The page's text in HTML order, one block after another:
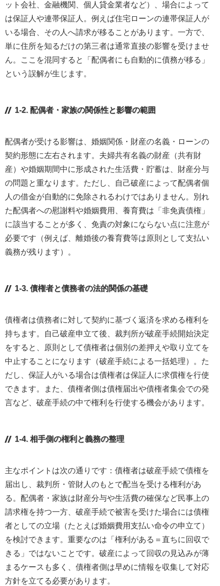
ット会社、金融機関、個人貸金業者など）、場合によって
は保証人や連帯保証人。例えば住宅ローンの連帯保証人が
いる場合、その人へ請求が移ることがあります。一方で、
単に住所を知るだけの第三者は通常直接の影響を受けませ
ん。ここを混同すると「配偶者にも自動的に債務が移る」
という誤解が生じます。
1-2. 配偶者・家族の関係性と影響の範囲
配偶者が受ける影響は、婚姻関係・財産の名義・ローンの
契約形態に左右されます。夫婦共有名義の財産（共有財
産）や婚姻期間中に形成された生活費・貯蓄は、財産分与
の問題と重なります。ただし、自己破産によって配偶者個
人の借金が自動的に免除されるわけではありません。別れ
た配偶者への慰謝料や婚姻費用、養育費は「非免責債権」
に該当することが多く、免責の対象にならない点に注意が
必要です（例えば、離婚後の養育費等は原則として支払い
義務が残ります）。
1-3. 債権者と債務者の法的関係の基礎
債権者は債務者に対して契約に基づく返済を求める権利を
持ちます。自己破産申立て後、裁判所が破産手続開始決定
をすると、原則として債権者は個別の差押えや取り立てを
中止することになります（破産手続による一括処理）。た
だし、保証人がいる場合は債権者は保証人に求償権を行使
できます。また、債権者側は債権届出や債権者集会での発
言など、破産手続の中で権利を行使する機会があります。
1-4. 相手側の権利と義務の整理
主なポイントは次の通りです：債権者は破産手続で債権を
届出し、裁判所・管財人のもとで配当を受ける権利があ
る。配偶者・家族は財産分与や生活費の確保など民事上の
請求権を持つ一方、破産手続で被害を受けた場合には債権
者としての立場（たとえば婚姻費用支払い命令の申立て）
を検討できます。重要なのは「権利がある＝直ちに回収で
きる」ではないことです。破産によって回収の見込みが薄
まるケースも多く、債権者側は早めに情報を収集して対応
方針を立てる必要があります。